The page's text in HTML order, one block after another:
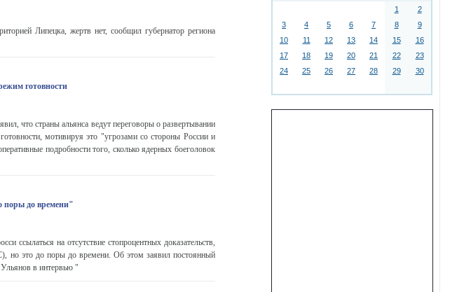
1
2
3
4 5 6 7 8
9
10
11 12 13 14 15
16
17
18 19 20 21 22
23
24
25 26 27 28 29 30
Липецка, жертв нет, сообщил губернатор региона
готовности
что страны альянса ведут переговоры о развертывании
мотивируя это "угрозами со стороны России и
подробности того, сколько ядерных боеголовок
поры до времени"
на отсутствие стопроцентных доказательств,
но это до поры до времени. Об этом заявил постоянный
в интервью "